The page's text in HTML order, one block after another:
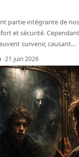
partie intégrante de
et sécurité.
survenir, causant…
21 juin 2026